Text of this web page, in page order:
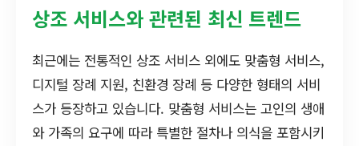
상조 서비스와 관련된 최신 트렌드
최근에는 전통적인 상조 서비스 외에도 맞춤형 서비스,
디지털 장례 지원, 친환경 장례 등 다양한 형태의 서비
스가 등장하고 있습니다. 맞춤형 서비스는 고인의 생애
와 가족의 요구에 따라 특별한 절차나 의식을 포함시키